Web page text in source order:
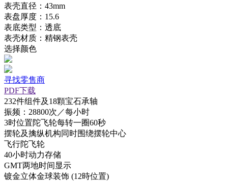
表壳直径：43mm
表盘厚度：15.6
表底类型：透底
表壳材质：精钢表壳
选择颜色
寻找零售商
PDF下载
232件组件及18顆宝石承轴
振频：28800次／每小时
3时位置陀飞轮每转一圈60秒
摆轮及擒纵机构同时围绕摆轮中心
飞行陀飞轮
40小时动力存储
GMT两地时间显示
镀金立体金球装饰 (12時位置)